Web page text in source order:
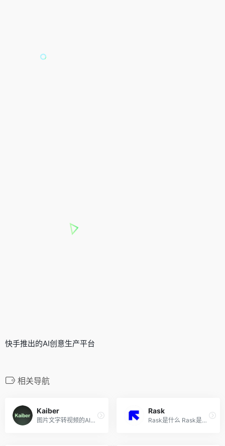
快手推出的AI创意生产平台
相关导航
Kaiber
图片文字转视频的AI引擎
Rask
Rask是什么 Rask是创新的AI视...